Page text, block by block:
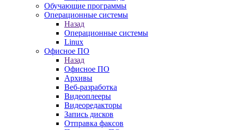
Обучающие программы
Операционные системы
Назад
Операционные системы
Linux
Офисное ПО
Назад
Офисное ПО
Архивы
Веб-разработка
Видеоплееры
Видеоредакторы
Запись дисков
Отправка факсов